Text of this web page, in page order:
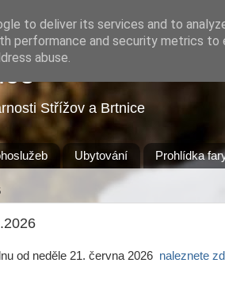
Střížov a Brtnice
Ubytování Prohlídka
od neděle 21. června 2026 naleznete
to deliver its services and to
performance and security metrics
abuse.